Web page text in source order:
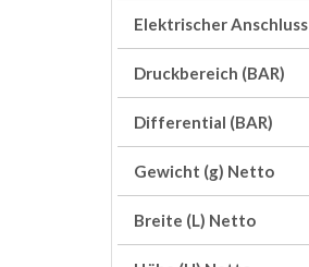
Elektrischer Anschluss
Druckbereich (BAR)
Differential (BAR)
Gewicht (g) Netto
Breite (L) Netto